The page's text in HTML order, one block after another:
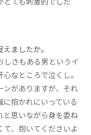
ましたか。
さもある男というイ
なところで泣くし。
ンがありますが、それ
抱かれにいっている
と思いながら身を委ね
、抱いてくださいよ